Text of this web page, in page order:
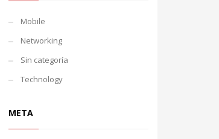
Mobile
Networking
Sin categoría
Technology
META